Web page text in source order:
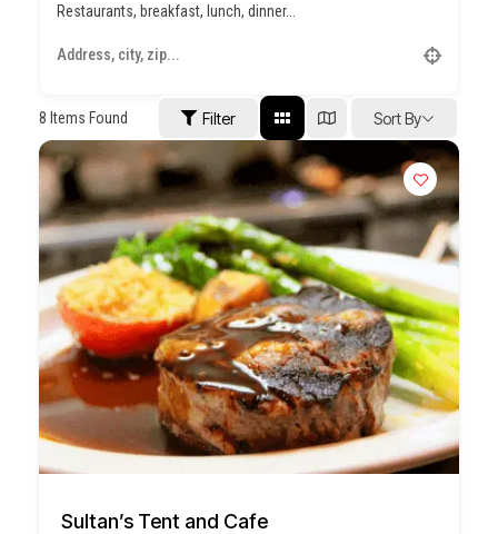
Restaurants, breakfast, lunch, dinner...
8 Items Found Filter Sort By
Sultan’s Tent and Cafe